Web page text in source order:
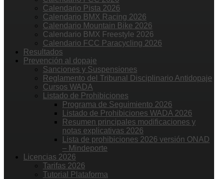
Calendario Pista 2026
Calendario BMX Racing 2026
Calendario Mountain Bike 2026
Calendario BMX Freestyle 2026
Calendario FCC Paracycling 2026
Resultados
Prevención al dopaje
Sanciones y Suspensiones
Reglamento del Tribunal Disciplinario Antidopaje
Cursos WADA
Listado de Prohibiciones
Programa de Seguimiento 2026
Listado de Prohibiciones WADA 2026
Resumen principales modificaciones y
notas explicativas 2026
Lista de prohibiciones 2026 versión ONAD
– Mindeporte
Licencias 2026
Tarifas 2026
Tutorial Plataforma